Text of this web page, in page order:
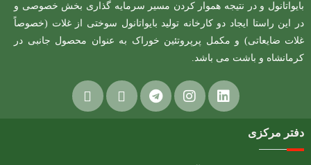
بایواتانول و در نتیجه هموار کردن مسیر سرمایه گذاری بخش خصوصی و
در این راستا ایجاد دو کارخانه تولید بایواتانول سوختی از غلات (خصوصاً
غلات ضایعاتی) و مکمل پرپروتئین خوراک به عنوان محصول جانبی در
کرمانشاه و باشت می باشد.
دفتر مرکزی